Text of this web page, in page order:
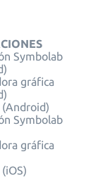
Symbolab
gráfica
(Android)
Symbolab
gráfica